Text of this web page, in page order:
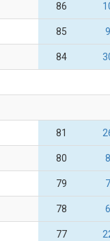
86
85
84
81
80
79
78
77